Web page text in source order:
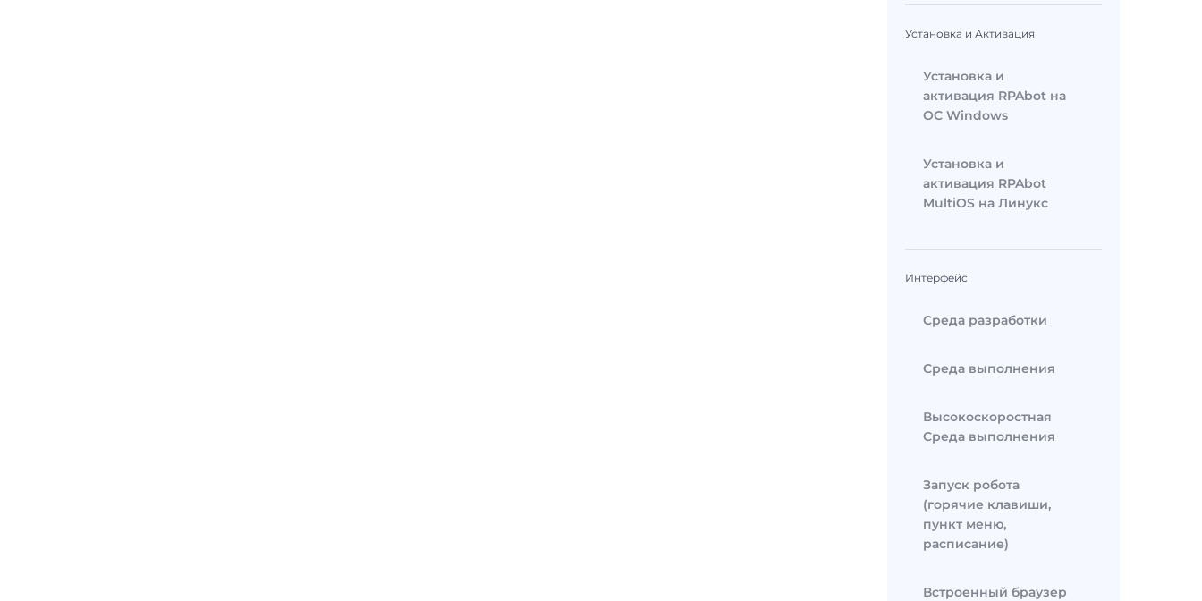
Установка и Активация
Установка и
активация RPAbot на
ОС Windows
Установка и
активация RPAbot
MultiOS на Линукс
Интерфейс
Среда разработки
Среда выполнения
Высокоскоростная
Среда выполнения
Запуск робота
(горячие клавиши,
пункт меню,
расписание)
Встроенный браузер